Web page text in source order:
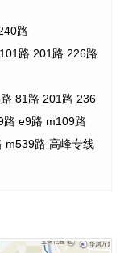
路
路 201路 226路
81路 201路 236
e9路 m109路
m539路 高峰专线